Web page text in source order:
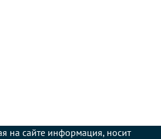
на сайте информация, носит